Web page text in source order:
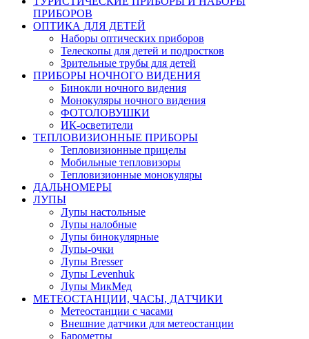
ПРИБОРОВ
ОПТИКА ДЛЯ ДЕТЕЙ
Наборы оптических приборов
Телескопы для детей и подростков
Зрительные трубы для детей
ПРИБОРЫ НОЧНОГО ВИДЕНИЯ
Бинокли ночного видения
Монокуляры ночного видения
ФОТОЛОВУШКИ
ИК-осветители
ТЕПЛОВИЗИОННЫЕ ПРИБОРЫ
Тепловизионные прицелы
Мобильные тепловизоры
Тепловизионные монокуляры
ДАЛЬНОМЕРЫ
ЛУПЫ
Лупы настольные
Лупы налобные
Лупы бинокулярные
Лупы-очки
Лупы Bresser
Лупы Levenhuk
Лупы МикМед
МЕТЕОСТАНЦИИ, ЧАСЫ, ДАТЧИКИ
Метеостанции с часами
Внешние датчики для метеостанции
Барометры